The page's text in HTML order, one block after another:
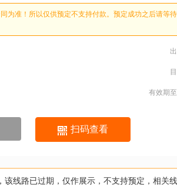
为准！所以仅供预定不支持付款。预定成功之后请等
有效期
扫码查看
该线路已过期，仅作展示，不支持预定，相关